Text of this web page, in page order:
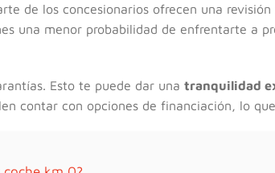
de los concesionarios ofrecen una
una menor probabilidad de enfrentarte a
Esto te puede dar una tranquilidad
contar con opciones de financiación, lo